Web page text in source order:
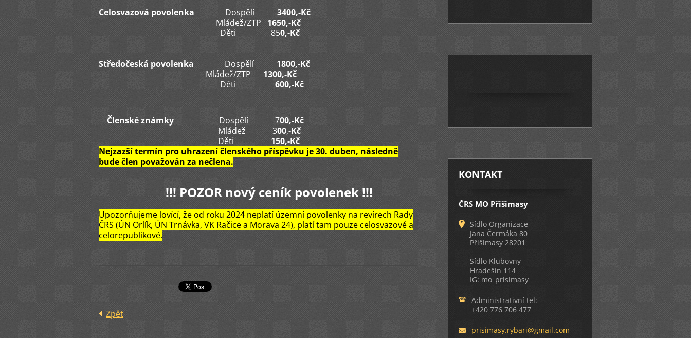
Celosvazová povolenka Dospělí 3400,-Kč
Mládež/ZTP 1650,-Kč
Děti 850,-Kč
Středočeská povolenka Dospělí 1800,-Kč
Mládež/ZTP 1300,-Kč
Děti 600,-Kč
Členské známky Dospělí 700,-Kč
Mládež 300,-Kč
Děti 150,-Kč
Nejzazší termín pro uhrazení členského příspěvku je 30. duben, následně
bude člen považován za nečlena.
!!! POZOR nový ceník povolenek !!!
Upozorňujeme lovící, že od roku 2024 neplatí územní povolenky na revírech Rady
ČRS (ÚN Orlík, ÚN Trnávka, VK Račice a Morava 24), platí tam pouze celosvazové a
celorepublikové.
Zpět
KONTAKT
ČRS MO Přišimasy
Sídlo Organizace
Jana Čermáka 80
Přišimasy 28201
Sídlo Klubovny
Hradešín 114
IG: mo_prisimasy
Administrativní tel:
+420 776 706 477
prisimasy.rybari@gmail.com